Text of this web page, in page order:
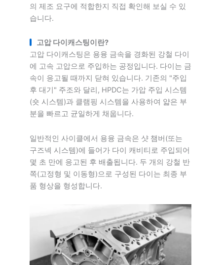
의 제조 요구에 적합한지 직접 확인해 보실 수 있
습니다.
고압 다이캐스팅이란?
고압 다이캐스팅은 용융 금속을 경화된 강철 다이
에 고속 고압으로 주입하는 공정입니다. 다이는 금
속이 응고될 때까지 닫혀 있습니다. 기존의 "주입
후 대기" 주조와 달리, HPDC는 가압 주입 시스템
(숏 시스템)과 클램핑 시스템을 사용하여 얇은 부
분을 빠르고 균일하게 채웁니다.
일반적인 사이클에서 용융 금속은 샷 챔버(또는
구즈넥 시스템)에 들어가 다이 캐비티로 주입되어
몇 초 만에 응고된 후 배출됩니다. 두 개의 강철 반
쪽(고정형 및 이동형)으로 구성된 다이는 최종 부
품 형상을 형성합니다.